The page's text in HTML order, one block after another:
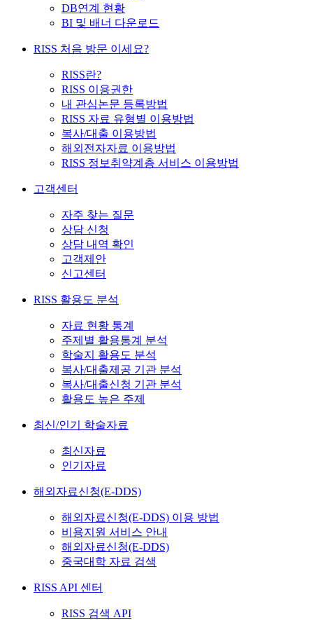
DB연계 현황
BI 및 배너 다운로드
RISS 처음 방문 이세요?
RISS란?
RISS 이용권한
내 관심논문 등록방법
RISS 자료 유형별 이용방법
복사/대출 이용방법
해외전자자료 이용방법
RISS 정보취약계층 서비스 이용방법
고객센터
자주 찾는 질문
상담 신청
상담 내역 확인
고객제안
신고센터
RISS 활용도 분석
자료 현황 통계
주제별 활용통계 분석
학술지 활용도 분석
복사/대출제공 기관 분석
복사/대출신청 기관 분석
활용도 높은 주제
최신/인기 학술자료
최신자료
인기자료
해외자료신청(E-DDS)
해외자료신청(E-DDS) 이용 방법
비용지원 서비스 안내
해외자료신청(E-DDS)
중국대학 자료 검색
RISS API 센터
RISS 검색 API